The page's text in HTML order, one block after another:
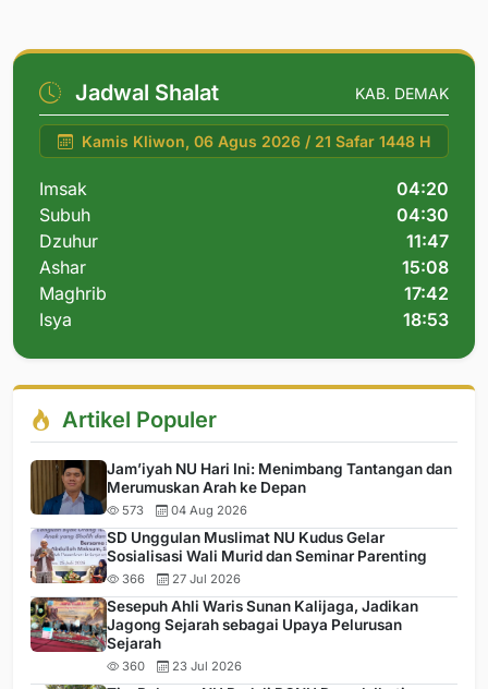
Jadwal Shalat KAB. DEMAK
Kamis Kliwon, 06 Agus 2026 / 21 Safar 1448 H
Imsak
04:20
Subuh
04:30
Dzuhur
11:47
Ashar
15:08
Maghrib
17:42
Isya
18:53
Artikel Populer
Jam’iyah NU Hari Ini: Menimbang Tantangan dan
Merumuskan Arah ke Depan
573 04 Aug 2026
SD Unggulan Muslimat NU Kudus Gelar
Sosialisasi Wali Murid dan Seminar Parenting
366 27 Jul 2026
Sesepuh Ahli Waris Sunan Kalijaga, Jadikan
Jagong Sejarah sebagai Upaya Pelurusan
Sejarah
360 23 Jul 2026